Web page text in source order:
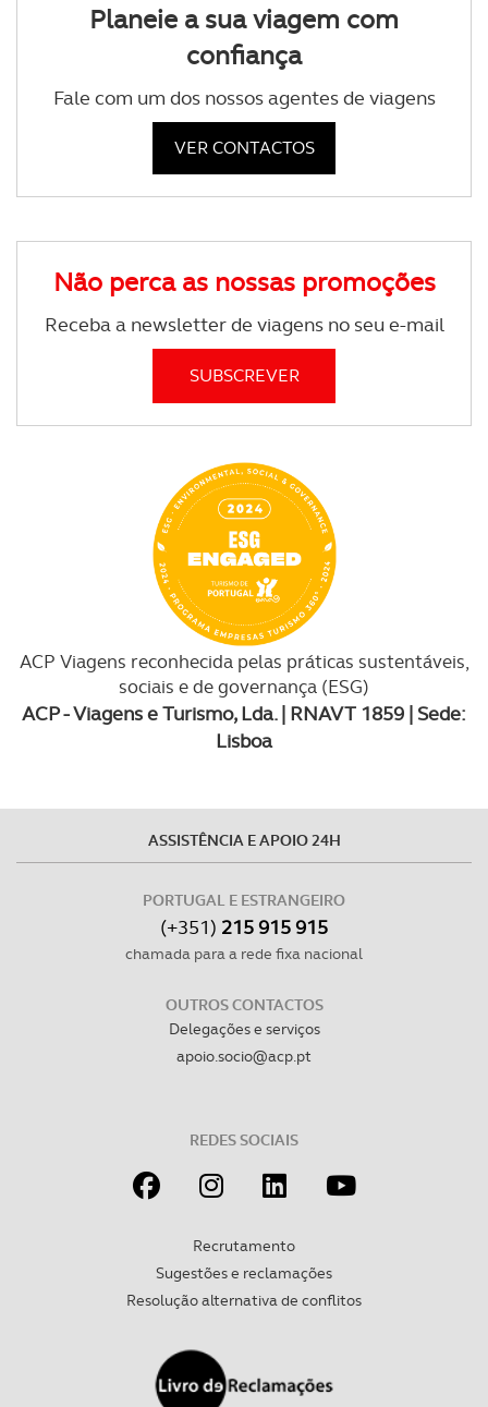
Planeie a sua viagem com
confiança
Fale com um dos nossos agentes de viagens
VER CONTACTOS
Não perca as nossas promoções
Receba a newsletter de viagens no seu e-mail
ACP Viagens reconhecida pelas práticas sustentáveis,
sociais e de governança (ESG)
ACP - Viagens e Turismo, Lda. | RNAVT 1859 | Sede:
Lisboa
ASSISTÊNCIA E APOIO 24H
PORTUGAL E ESTRANGEIRO
(+351) 215 915 915
chamada para a rede fixa nacional
OUTROS CONTACTOS
Delegações e serviços
apoio.socio@acp.pt
REDES SOCIAIS
Recrutamento
Sugestões e reclamações
Resolução alternativa de conflitos